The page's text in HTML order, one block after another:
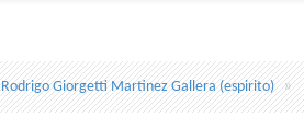
Rodrigo Giorgetti Martinez Gallera (espirito)